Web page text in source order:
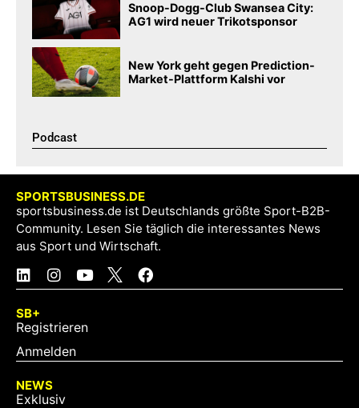
Snoop-Dogg-Club Swansea City:
AG1 wird neuer Trikotsponsor
New York geht gegen Prediction-
Market-Plattform Kalshi vor
Podcast​
SPORTSBUSINESS.DE
sportsbusiness.de ist Deutschlands größte Sport-B2B-
Community. Lesen Sie täglich die interessantes News
aus Sport und Wirtschaft.
SB+
Registrieren
Anmelden
NEWS
Exklusiv